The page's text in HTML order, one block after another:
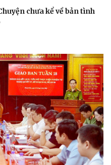
chưa kể về bản tình